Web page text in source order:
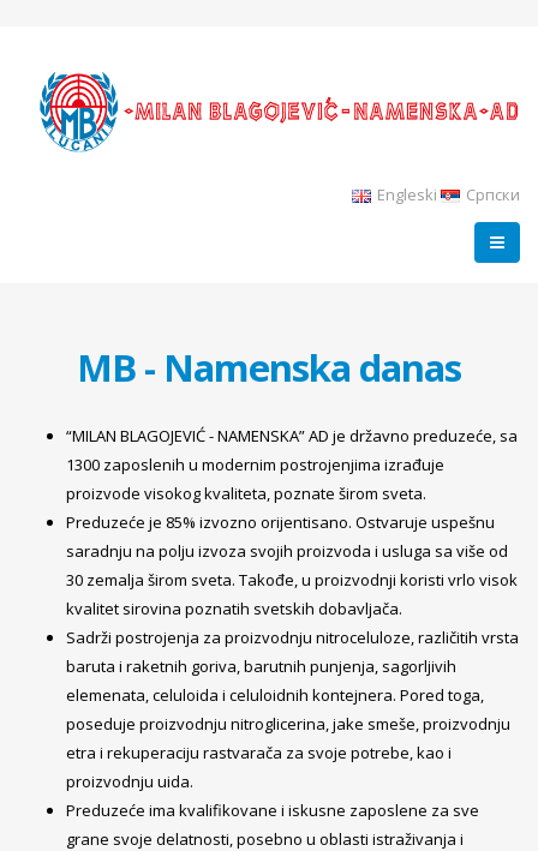
Engleski Српски
MB - Namenska danas
“MILAN BLAGOJEVIĆ - NAMENSKA” AD je državno preduzeće, sa
1300 zaposlenih u modernim postrojenjima izrađuje
proizvode visokog kvaliteta, poznate širom sveta.
Preduzeće je 85% izvozno orijentisano. Ostvaruje uspešnu
saradnju na polju izvoza svojih proizvoda i usluga sa više od
30 zemalja širom sveta. Takođe, u proizvodnji koristi vrlo visok
kvalitet sirovina poznatih svetskih dobavljača.
Sadrži postrojenja za proizvodnju nitroceluloze, različitih vrsta
baruta i raketnih goriva, barutnih punjenja, sagorljivih
elemenata, celuloida i celuloidnih kontejnera. Pored toga,
poseduje proizvodnju nitroglicerina, jake smeše, proizvodnju
etra i rekuperaciju rastvarača za svoje potrebe, kao i
proizvodnju fluida.
Preduzeće ima kvalifikovane i iskusne zaposlene za sve
grane svoje delatnosti, posebno u oblasti istraživanja i